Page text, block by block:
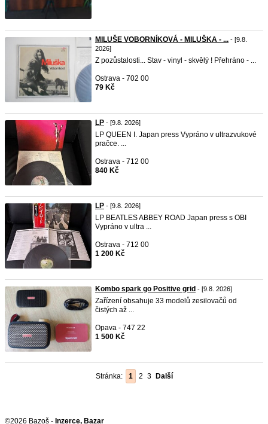
MILUŠE VOBORNÍKOVÁ - MILUŠKA - ... - [9.8.
2026]
Z pozůstalosti... Stav - vinyl - skvělý ! Přehráno - ...
Ostrava - 702 00
79 Kč
LP - [9.8. 2026]
LP QUEEN I. Japan press Vypráno v ultrazvukové
pračce. ...
Ostrava - 712 00
840 Kč
LP - [9.8. 2026]
LP BEATLES ABBEY ROAD Japan press s OBI
Vypráno v ultra ...
Ostrava - 712 00
1 200 Kč
Kombo spark go Positive grid - [9.8. 2026]
Zařízení obsahuje 33 modelů zesilovačů od
čistých až ...
Opava - 747 22
1 500 Kč
Stránka: 1 2 3 Další
©2026 Bazoš - Inzerce, Bazar